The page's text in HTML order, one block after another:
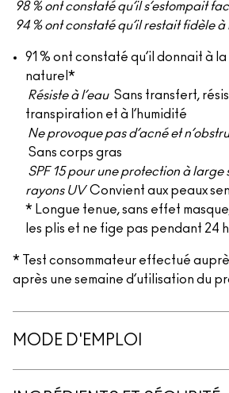
98 % ont constaté qu’il s’estompait
94 % ont constaté qu’il restait fidèle
91 % ont constaté qu’il donnait à
naturel*
Résiste à l’eau Sans transfert,
transpiration et à l’humidité
Ne provoque pas d’acné et
Sans corps gras
SPF 15 pour une protection à large
rayons UVConvient aux peaux
* Longue tenue, sans effet
les plis et ne fige pas pendant 24
* Test consommateur effectué
après une semaine d’utilisation du
MODE D'EMPLOI